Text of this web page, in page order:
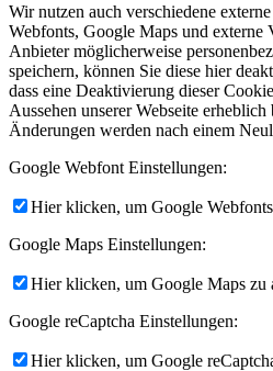
Wir nutzen auch verschiedene
Webfonts, Google Maps und externe
Anbieter möglicherweise
speichern, können Sie diese hier
dass eine Deaktivierung dieser
Aussehen unserer Webseite
Änderungen werden nach einem
Google Webfont Einstellungen:
Hier klicken, um Google
Google Maps Einstellungen:
Hier klicken, um Google Maps zu
Google reCaptcha Einstellungen:
Hier klicken, um Google